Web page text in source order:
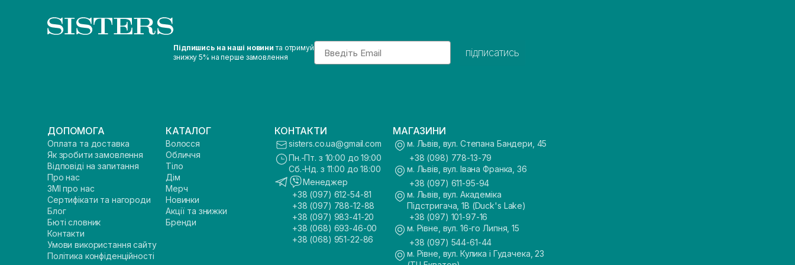
Підпишись на наші новини та отримуй
знижку 5% на перше замовлення
Email
підписатись
ДОПОМОГА
Оплата та доставка
Як зробити замовлення
Відповіді на запитання
Про нас
ЗМІ про нас
Сертифікати та нагороди
Блог
Бюті словник
Контакти
Умови використання сайту
Політика конфіденційності
КАТАЛОГ
Волосся
Обличчя
Тіло
Дім
Мерч
Новинки
Акції та знижки
Бренди
КОНТАКТИ
sisters.co.ua@gmail.com
Пн.-Пт. з 10:00 до 19:00
Сб.-Нд. з 11:00 до 18:00
Менеджер
+38 (097) 612-54-81
+38 (097) 788-12-88
+38 (097) 983-41-20
+38 (068) 693-46-00
+38 (068) 951-22-86
МАГАЗИНИ
м. Львів, вул. Степана Бандери, 45
+38 (098) 778-13-79
м. Львів, вул. Івана Франка, 36
+38 (097) 611-95-94
м. Львів, вул. Академіка
Підстригача, 1В (Duck's Lake)
+38 (097) 101-97-16
м. Рівне, вул. 16-го Липня, 15
+38 (097) 544-61-44
м. Рівне, вул. Кулика і Гудачека, 23